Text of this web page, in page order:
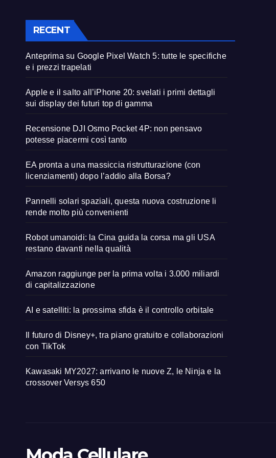
RECENT
Anteprima su Google Pixel Watch 5: tutte le specifiche
e i prezzi trapelati
Apple e il salto all’iPhone 20: svelati i primi dettagli
sui display dei futuri top di gamma
Recensione DJI Osmo Pocket 4P: non pensavo
potesse piacermi così tanto
EA pronta a una massiccia ristrutturazione (con
licenziamenti) dopo l’addio alla Borsa?
Pannelli solari spaziali, questa nuova costruzione li
rende molto più convenienti
Robot umanoidi: la Cina guida la corsa ma gli USA
restano davanti nella qualità
Amazon raggiunge per la prima volta i 3.000 miliardi
di capitalizzazione
AI e satelliti: la prossima sfida è il controllo orbitale
Il futuro di Disney+, tra piano gratuito e collaborazioni
con TikTok
Kawasaki MY2027: arrivano le nuove Z, le Ninja e la
crossover Versys 650